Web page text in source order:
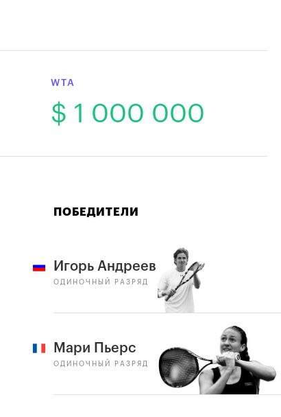
WTA
$ 1 000 000
ПОБЕДИТЕЛИ
Игорь Андреев
ОДИНОЧНЫЙ РАЗРЯД
Мари Пьерс
ОДИНОЧНЫЙ РАЗРЯД